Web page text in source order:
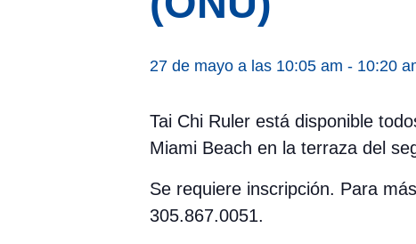
27 de mayo a las 10:05 am - 10:20
Tai Chi Ruler está disponible
Miami Beach en la terraza del
Se requiere inscripción. Para
305.867.0051.